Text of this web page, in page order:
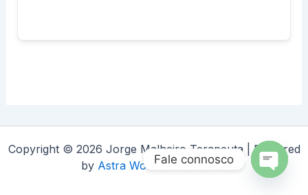
Copyright © 2026 Jorge Malheiro Terapeuta | Powered
by Astra WordPress Theme
Fale connosco